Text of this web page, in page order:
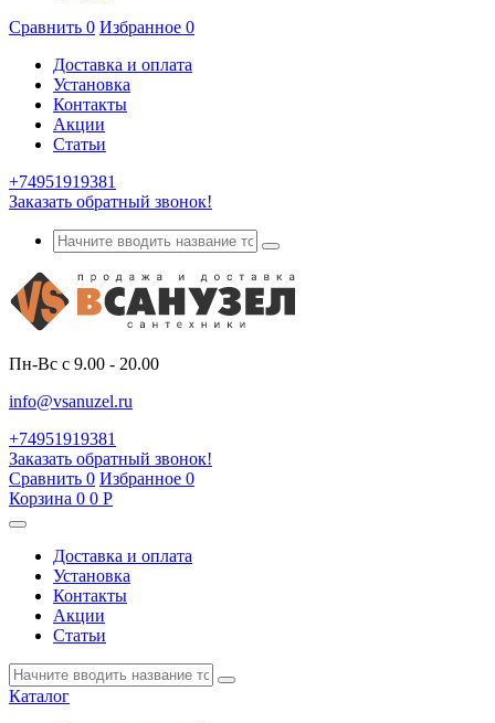
Сравнить 0 Избранное 0
Доставка и оплата
Установка
Контакты
Акции
Статьи
+74951919381
Заказать обратный звонок!
Пн-Вс с 9.00 - 20.00
info@vsanuzel.ru
+74951919381
Заказать обратный звонок!
Сравнить 0 Избранное 0
Корзина 0 0 Р
Доставка и оплата
Установка
Контакты
Акции
Статьи
Каталог